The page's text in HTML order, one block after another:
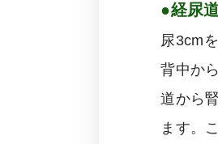
●経尿
尿3cm
背中か
道から
ます。